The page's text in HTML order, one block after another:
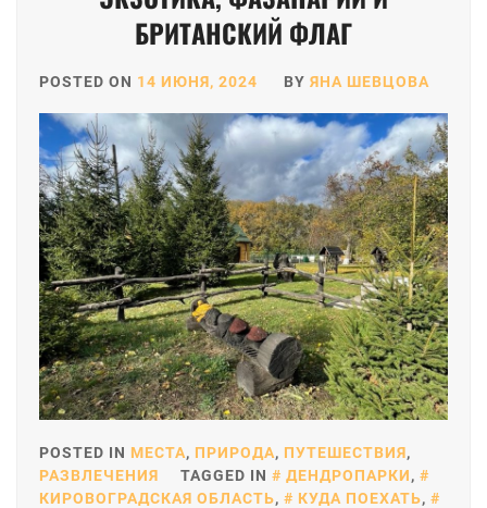
БРИТАНСКИЙ ФЛАГ
POSTED ON 14 ИЮНЯ, 2024 BY ЯНА ШЕВЦОВА
POSTED IN МЕСТА, ПРИРОДА, ПУТЕШЕСТВИЯ,
РАЗВЛЕЧЕНИЯ
TAGGED IN ДЕНДРОПАРКИ,
КИРОВОГРАДСКАЯ ОБЛАСТЬ, КУДА ПОЕХАТЬ,